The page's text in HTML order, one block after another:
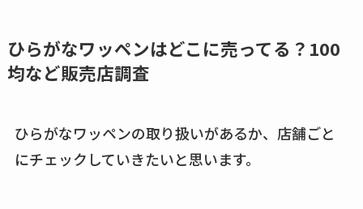
キーピング販売終了
は？代わりの代用品
も調査
ひらがなワッペンはどこに売ってる？100
均など販売店調査
ひらがなワッペンの取り扱いがあるか、店舗ごと
にチェックしていきたいと思います。